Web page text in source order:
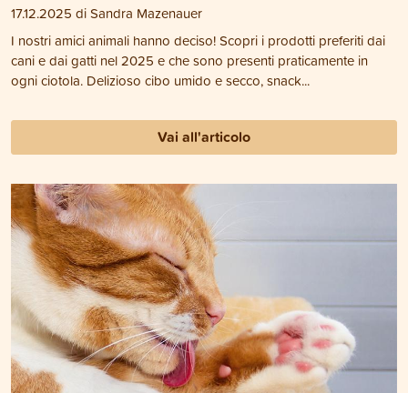
17.12.2025 di Sandra Mazenauer
I nostri amici animali hanno deciso! Scopri i prodotti preferiti dai
cani e dai gatti nel 2025 e che sono presenti praticamente in
ogni ciotola. Delizioso cibo umido e secco, snack...
Vai all'articolo